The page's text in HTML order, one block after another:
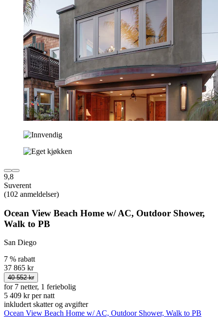
9,8
Suverent
(102 anmeldelser)
Ocean View Beach Home w/ AC, Outdoor Shower,
Walk to PB
San Diego
7 % rabatt
37 865 kr
40 552 kr
for 7 netter, 1 feriebolig
5 409 kr per natt
inkludert skatter og avgifter
Ocean View Beach Home w/ AC, Outdoor Shower, Walk to PB